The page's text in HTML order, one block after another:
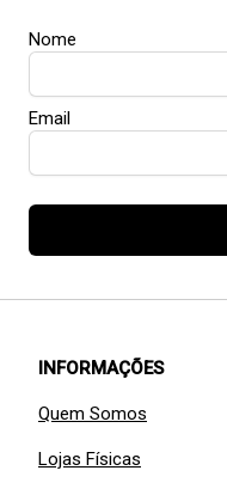
Nome
Email
INFORMAÇÕES
Quem Somos
Lojas Físicas